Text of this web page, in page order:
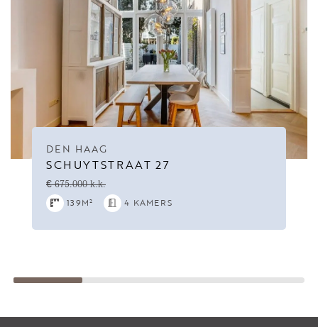
DEN HAAG
SCHUYTSTRAAT 27
€ 675.000 k.k.
139M² 4 KAMERS